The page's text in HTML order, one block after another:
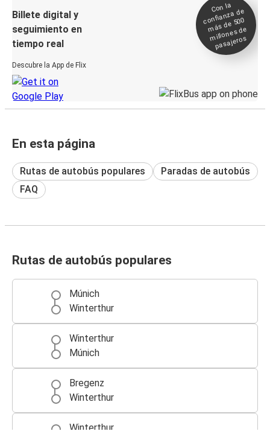
Billete digital y
seguimiento en
tiempo real
Descubre la App de Flix
Con la
confianza de
más de 500
millones de
pasajeros
En esta página
Rutas de autobús populares
Paradas de autobús
FAQ
Rutas de autobús populares
Múnich
Winterthur
Winterthur
Múnich
Bregenz
Winterthur
Winterthur